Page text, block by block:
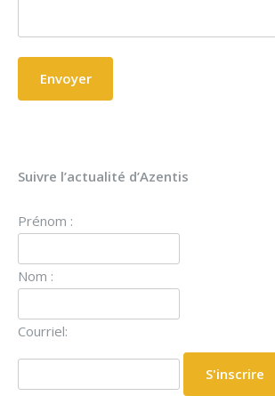
Suivre l’actualité d’Azentis
Prénom :
Nom :
Courriel: